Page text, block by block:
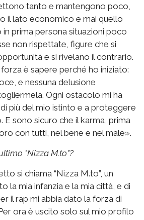
tanto e mantengono poco,
il lato economico e mai quello
prima persona situazioni poco
non rispettate, figure che si
e si rivelano il contrario.
è sapere perché ho iniziato:
e nessuna delusione
Ogni ostacolo mi ha
più del mio istinto e a proteggere
E sono sicuro che il karma, prima
con tutti, nel bene e nel male».
"Nizza M.to"?
si chiama “Nizza M.to”, un
la mia infanzia e la mia città, e di
il rap mi abbia dato la forza di
ora è uscito solo sul mio profilo